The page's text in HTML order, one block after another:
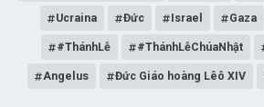
Ucraina Đức Israel Gaza
#ThánhLễ #ThánhLễChúaNhật
Angelus Đức Giáo hoàng Lêô XIV